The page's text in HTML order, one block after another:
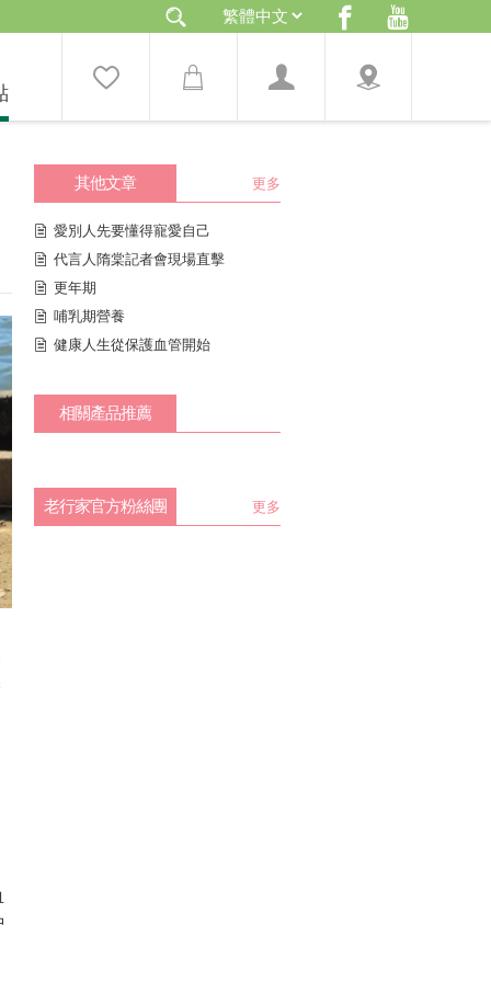
其他文章 更多
愛別人先要懂得寵愛自己
代言人隋棠記者會現場直擊
更年期
哺乳期營養
健康人生從保護血管開始
相關產品推薦
老行家官方粉絲團 更多